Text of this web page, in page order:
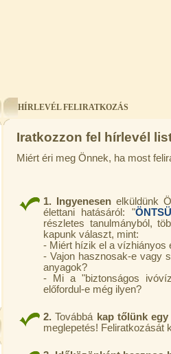
HÍRLEVÉL FELIRATKOZÁS
Iratkozzon fel hírlevél
Miért éri meg Önnek, ha most
1. Ingyenesen elküldünk
élettani hatásáról: "
részletes tanulmányból,
kapunk választ, mint:
- Miért hízik el a vízhiányos
- Vajon hasznosak-e vagy
anyagok?
- Mi a "biztonságos
előfordul-e még ilyen?
2. Továbbá kap tőlünk
meglepetés! Feliratkozását